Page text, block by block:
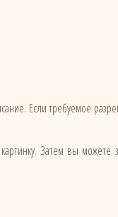
Если требуемое
Затем вы можете